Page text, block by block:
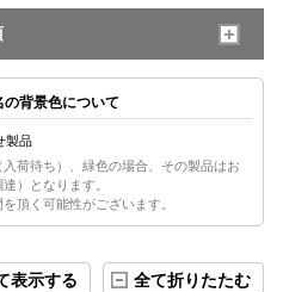
背景色について
製品
荷待ち）、緑色の場合、その製品はお
）となります。
頂く可能性がございます。
表示する 全て折りたたむ